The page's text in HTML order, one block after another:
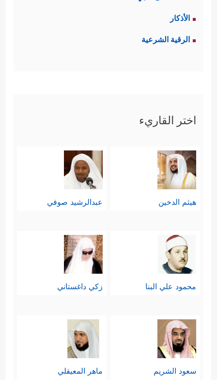
الأذكار
الرقية الشرعية
اختر القاريء
هيثم الدخين عبدالرشيد صوفي
محمود علي البنا زكي داغستاني
سعود الشريم ماهر المعيقلي